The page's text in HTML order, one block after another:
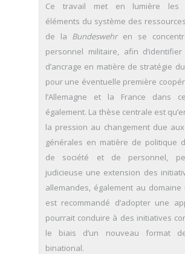
Ce travail met en lumière les
éléments du système des
de la Bundeswehren se
personnel militaire, afin
d’ancrage en matière de stratégie
pour une éventuelle première
l’Allemagne et la France dans
également. La thèse centrale est
la pression au changement due
générales en matière de politique
de société et de personnel,
judicieuse une extension des
allemandes, également au domaine
est recommandé d’adopter une
pourrait conduire à des initiatives
le biais d’un nouveau format
binational.